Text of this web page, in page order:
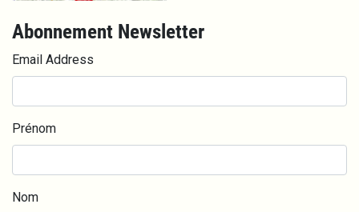
Abonnement Newsletter
Email Address
Prénom
Nom